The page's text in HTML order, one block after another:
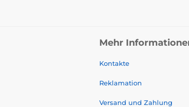
Mehr
Kontakte
Reklamation
Versand und Zahlung